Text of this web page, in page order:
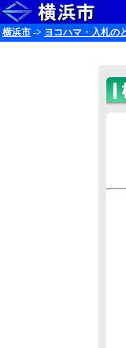
横浜市 -> ヨコハマ・入札の